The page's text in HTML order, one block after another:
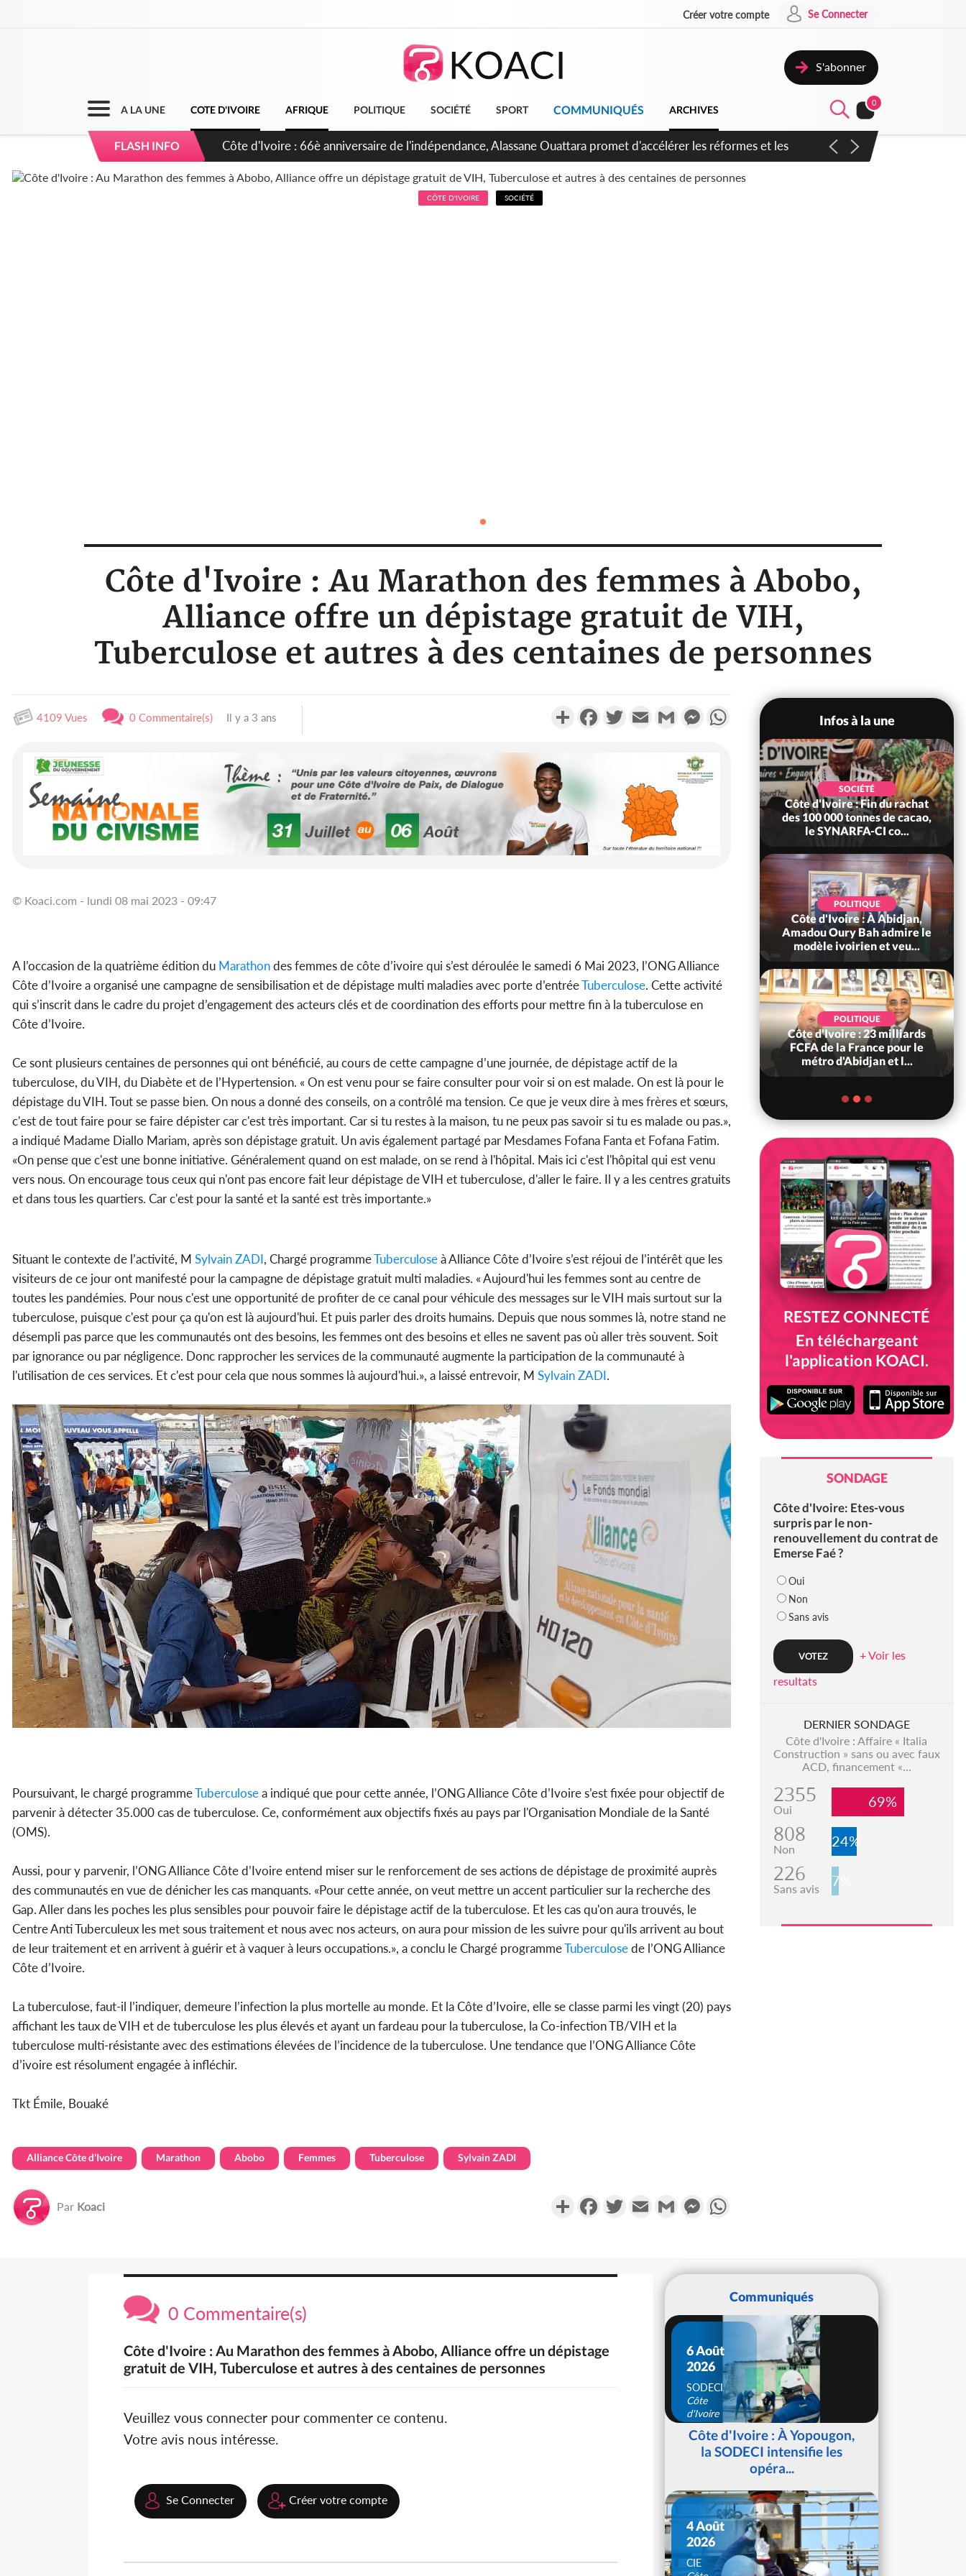
Créer votre compte Se Connecter
S'abonner
A LA UNE COTE D'IVOIRE AFRIQUE POLITIQUE SOCIÉTÉ SPORT COMMUNIQUÉS ARCHIVES
0
FLASH INFO
Côte d'Ivoire : À Abidjan, Amadou Oury Bah admire le modèle ivoirien et veut s'en inspirer pour accélérer le
CÔTE D'IVOIRE SOCIÉTÉ
Côte d'Ivoire : Au Marathon des femmes à Abobo,
Alliance offre un dépistage gratuit de VIH,
Tuberculose et autres à des centaines de personnes
4109 Vues 0 Commentaire(s) Il y a 3 ans PartagerFacebookTwitterEmail Gmail MessengerWhatsApp
© Koaci.com - lundi 08 mai 2023 - 09:47
A l’occasion de la quatrième édition du Marathondes femmes de côte d’ivoire qui s’est déroulée le samedi 6 Mai 2023, l’ONG Alliance
Côte d’Ivoire a organisé une campagne de sensibilisation et de dépistage multi maladies avec porte d’entréeTuberculose. Cette activité
qui s’inscrit dans le cadre du projet d’engagement des acteurs clés et de coordination des efforts pour mettre fin à la tuberculose en
Côte d’Ivoire.
Ce sont plusieurs centaines de personnes qui ont bénéficié, au cours de cette campagne d’une journée, de dépistage actif de la
tuberculose, du VIH, du Diabète et de l’Hypertension. « On est venu pour se faire consulter pour voir si on est malade. On est là pour le
dépistage du VIH. Tout se passe bien. On nous a donné des conseils, on a contrôlé ma tension. Ce que je veux dire à mes frères et sœurs,
c'est de tout faire pour se faire dépister car c'est très important. Car si tu restes à la maison, tu ne peux pas savoir si tu es malade ou pas.»,
a indiqué Madame Diallo Mariam, après son dépistage gratuit. Un avis également partagé par Mesdames Fofana Fanta et Fofana Fatim.
«On pense que c'est une bonne initiative. Généralement quand on est malade, on se rend à l'hôpital. Mais ici c'est l'hôpital qui est venu
vers nous. On encourage tous ceux qui n'ont pas encore fait leur dépistage de VIH et tuberculose, d'aller le faire. Il y a les centres gratuits
et dans tous les quartiers. Car c'est pour la santé et la santé est très importante.»
Situant le contexte de l’activité, M Sylvain ZADI, Chargé programmeTuberculoseà Alliance Côte d’Ivoire s’est réjoui de l’intérêt que les
visiteurs de ce jour ont manifesté pour la campagne de dépistage gratuit multi maladies. « Aujourd'hui les femmes sont au centre de
toutes les pandémies. Pour nous c'est une opportunité de profiter de ce canal pour véhicule des messages sur le VIH mais surtout sur la
tuberculose, puisque c'est pour ça qu'on est là aujourd'hui. Et puis parler des droits humains. Depuis que nous sommes là, notre stand ne
désempli pas parce que les communautés ont des besoins, les femmes ont des besoins et elles ne savent pas où aller très souvent. Soit
par ignorance ou par négligence. Donc rapprocher les services de la communauté augmente la participation de la communauté à
l'utilisation de ces services. Et c'est pour cela que nous sommes là aujourd'hui.», a laissé entrevoir, M Sylvain ZADI.
Poursuivant, le chargé programmeTuberculosea indiqué que pour cette année, l’ONG Alliance Côte d’Ivoire s’est fixée pour objectif de
parvenir à détecter 35.000 cas de tuberculose. Ce, conformément aux objectifs fixés au pays par l'Organisation Mondiale de la Santé
(OMS).
Aussi, pour y parvenir, l’ONG Alliance Côte d’Ivoire entend miser sur le renforcement de ses actions de dépistage de proximité auprès
des communautés en vue de dénicher les cas manquants. «Pour cette année, on veut mettre un accent particulier sur la recherche des
Gap. Aller dans les poches les plus sensibles pour pouvoir faire le dépistage actif de la tuberculose. Et les cas qu'on aura trouvés, le
Centre Anti Tuberculeux les met sous traitement et nous avec nos acteurs, on aura pour mission de les suivre pour qu'ils arrivent au bout
de leur traitement et en arrivent à guérir et à vaquer à leurs occupations.», a conclu le Chargé programmeTuberculosede l’ONG Alliance
Côte d’Ivoire.
La tuberculose, faut-il l’indiquer, demeure l’infection la plus mortelle au monde. Et la Côte d’Ivoire, elle se classe parmi les vingt (20) pays
affichant les taux de VIH et de tuberculose les plus élevés et ayant un fardeau pour la tuberculose, la Co-infection TB/VIH et la
tuberculose multi-résistante avec des estimations élevées de l’incidence de la tuberculose. Une tendance que l’ONG Alliance Côte
d’ivoire est résolument engagée à infléchir.
Tkt Émile, Bouaké
Alliance Côte d'Ivoire Marathon Abobo Femmes Tuberculose Sylvain ZADI
Par Koaci PartagerFacebookTwitterEmail Gmail Messenger
Infos à la une
POLITIQUE
Côte d'Ivoire : Fête nationale,
Alassane Ouattara accorde
la grâce à 4 661...
conseiller de Soro a recou...
SOCIÉTÉ
Côte d'Ivoire : Fin du rachat
des 100 000 tonnes de cacao,
le SYNARFA-CI co...
POLITIQUE
Côte d'Ivoire : À Abidjan,
Amadou Oury Bah admire le
modèle ivoirien et veu...
POLITIQUE
Côte d'Ivoire : 23 milliards
FCFA de la France pour le
métro d'Abidjan et l...
RESTEZ CONNECTÉ
En téléchargeant
l'application KOACI.
SONDAGE
Côte d'Ivoire: Etes-vous
surpris par le non-
renouvellement du contrat de
Emerse Faé ?
Oui
Non
Sans avis
+ Voir les
resultats
DERNIER SONDAGE
Côte d'Ivoire : Affaire « Italia
Construction » sans ou avec faux
ACD, financement «...
2355
Oui 69%
808
Non 24%
226
Sans avis 7%
0 Commentaire(s)
Côte d'Ivoire : Au Marathon des femmes à Abobo, Alliance offre un dépistage
gratuit de VIH, Tuberculose et autres à des centaines de personnes
Veuillez vous connecter pour commenter ce contenu.
Votre avis nous intéresse.
Se Connecter Créer votre compte
Communiqués
6 Août
2026
SODECI
Côte
d'Ivoire
Côte d'Ivoire : À Yopougon,
la SODECI intensifie les
opéra...
4 Août
2026
CIE